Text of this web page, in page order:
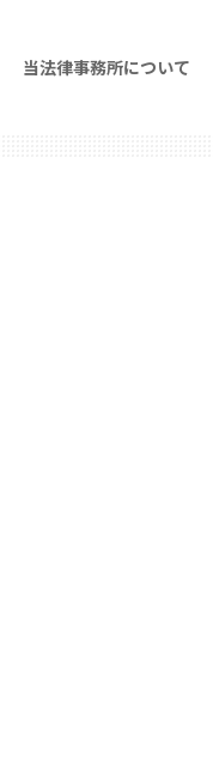
当法律事務所について